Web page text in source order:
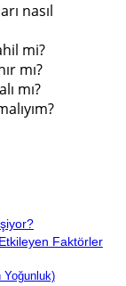
nasıl
mi?
mı?
mı?
Faktörler